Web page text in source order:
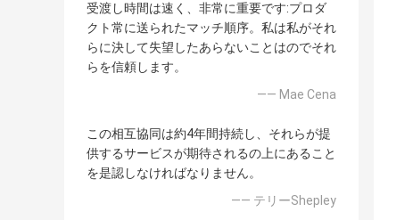
受渡し時間は速く、非常に重要です:プロダ
クト常に送られたマッチ順序。私は私がそれ
らに決して失望したあらないことはのでそれ
らを信頼します。
—— Mae Cena
この相互協同は約4年間持続し、それらが提
供するサービスが期待されるの上にあること
を是認しなければなりません。
—— テリーShepley